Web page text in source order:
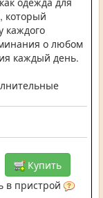
который
каждого
о любом
каждый день.
Купить
в пристрой